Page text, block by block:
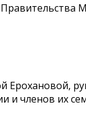
Ерохановой,
и членов их